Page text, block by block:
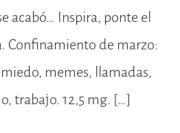
acabó… Inspira, ponte el
Confinamiento de marzo:
memes, llamadas,
trabajo. 12,5 mg. […]